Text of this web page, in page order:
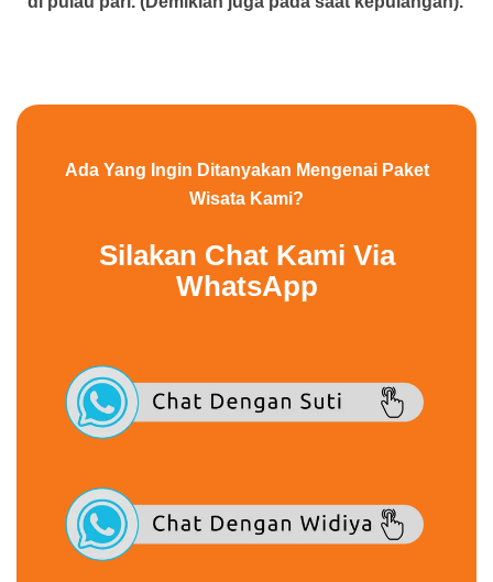
Ada Yang Ingin Ditanyakan Mengenai Paket
Wisata Kami?
Silakan Chat Kami Via
WhatsApp